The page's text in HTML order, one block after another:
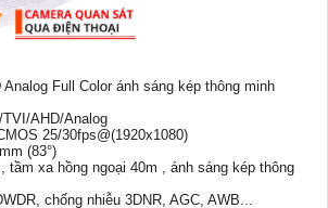
Analog Full Color ánh sáng kép thông minh
TVI/AHD/Analog
25/30fps@(1920x1080)
(83°)
tầm xa hồng ngoại 40m , ánh sáng kép thông
chống nhiễu 3DNR, AGC, AWB...